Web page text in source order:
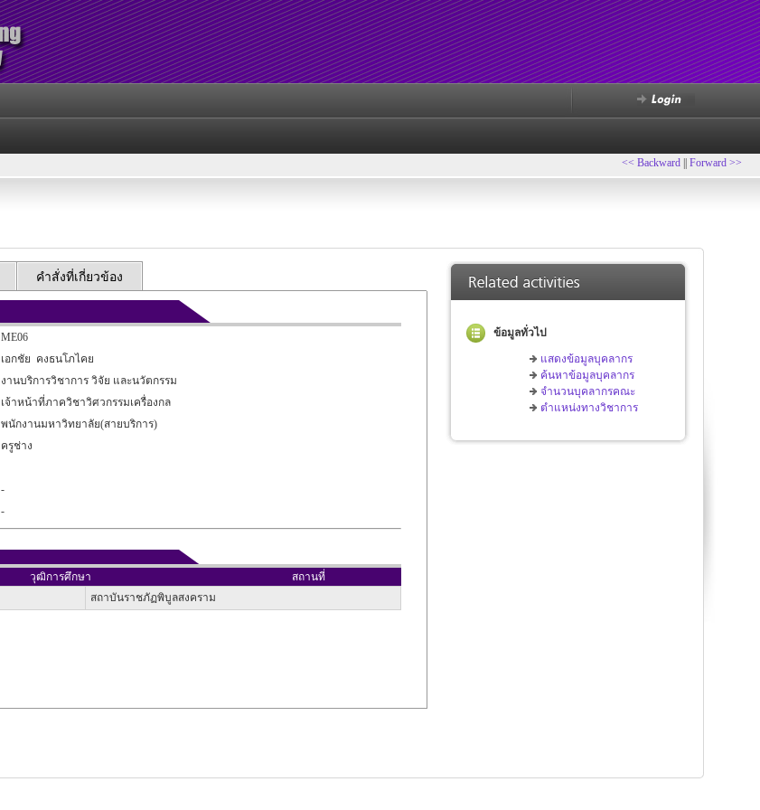
<< Backward Forward >>
คำสั่งที่เกี่ยวข้อง
ME06
เอกชัย คงธนโภไคย
งานบริการวิชาการ วิจัย และนวัตกรรม
เจ้าหน้าที่ภาควิชาวิศวกรรมเครื่องกล
พนักงานมหาวิทยาลัย(สายบริการ)
ครูช่าง
-
-
วุฒิการศึกษา
สถานที่
สถาบันราชภัฏพิบูลสงคราม
ข้อมูลทั่วไป
แสดงข้อมูลบุคลากร
ค้นหาข้อมูลบุคลากร
จำนวนบุคลากรคณะ
ตำแหน่งทางวิชาการ